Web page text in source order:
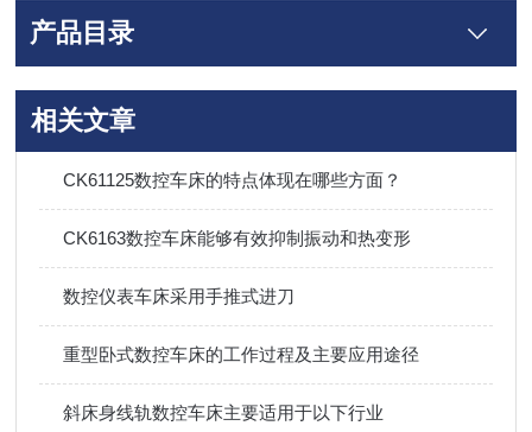
产品目录
相关文章
CK61125数控车床的特点体现在哪些方面？
CK6163数控车床能够有效抑制振动和热变形
数控仪表车床采用手推式进刀
重型卧式数控车床的工作过程及主要应用途径
斜床身线轨数控车床主要适用于以下行业